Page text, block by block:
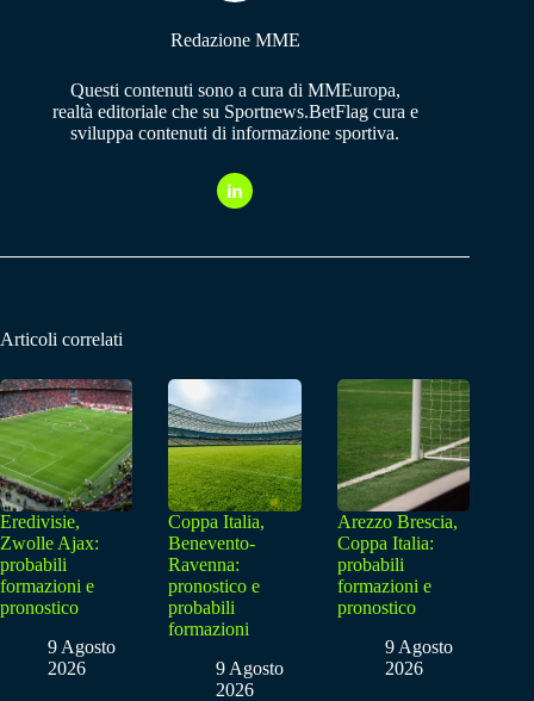
Redazione MME
Questi contenuti sono a cura di MMEuropa,
realtà editoriale che su Sportnews.BetFlag cura e
sviluppa contenuti di informazione sportiva.
Articoli correlati
Eredivisie,
Zwolle Ajax:
probabili
formazioni e
pronostico
9 Agosto
2026
Coppa Italia,
Benevento-
Ravenna:
pronostico e
probabili
formazioni
9 Agosto
2026
Arezzo Brescia,
Coppa Italia:
probabili
formazioni e
pronostico
9 Agosto
2026